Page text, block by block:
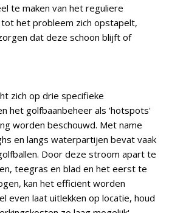
te maken van het reguliere
het probleem zich opstapelt,
dat deze schoon blijft of
zich op drie specifieke
het golfbaanbeheer als 'hotspots'
worden beschouwd. Met name
en langs waterpartijen bevat vaak
Door deze stroom apart te
teegras en blad en het eerst te
kan het efficiënt worden
even laat uitlekken op locatie, houd